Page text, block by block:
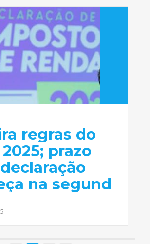
regras do
2025; prazo
na segund